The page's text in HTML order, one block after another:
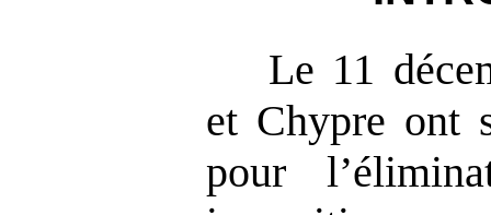
Le 11
et Chypre ont
pour